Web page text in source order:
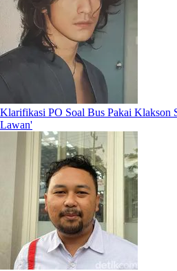
Klarifikasi PO Soal Bus Pakai Klakson
Lawan'